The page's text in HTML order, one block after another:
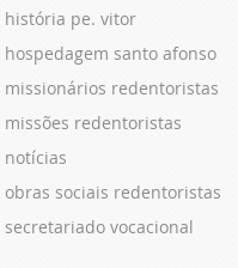
história pe. vitor
hospedagem santo afonso
missionários redentoristas
missões redentoristas
notícias
obras sociais redentoristas
secretariado vocacional